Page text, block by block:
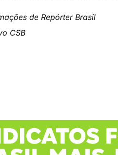
de Repórter Brasil
CSB